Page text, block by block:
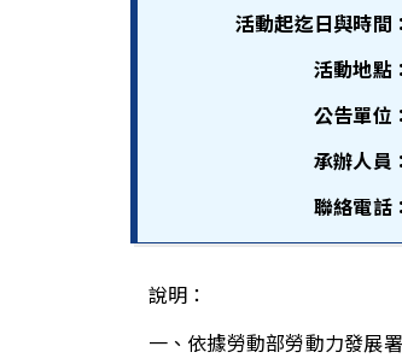
活動起迄日與時間：
活動地點：
公告單位：
承辦人員：
聯絡電話：
說明：
一、依據勞動部勞動力發展